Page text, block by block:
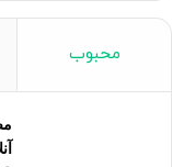
محبوب